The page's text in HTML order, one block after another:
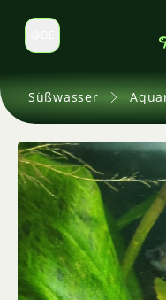
Sprache wechseln
Süßwasser